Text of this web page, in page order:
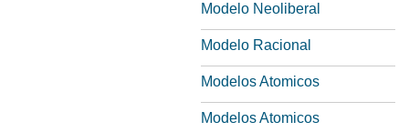
Modelo Neoliberal
Modelo Racional
Modelos Atomicos
Modelos Atomicos